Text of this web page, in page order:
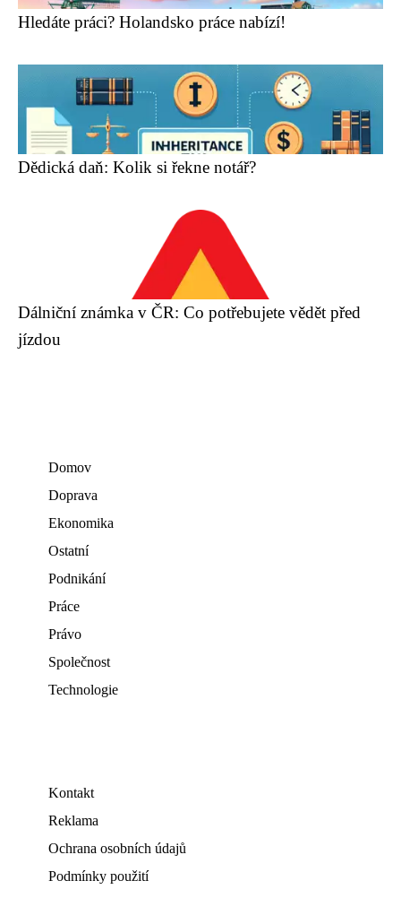
Hledáte práci? Holandsko práce nabízí!
Dědická daň: Kolik si řekne notář?
Dálniční známka v ČR: Co potřebujete vědět před
jízdou
Domov
Doprava
Ekonomika
Ostatní
Podnikání
Práce
Právo
Společnost
Technologie
Kontakt
Reklama
Ochrana osobních údajů
Podmínky použití